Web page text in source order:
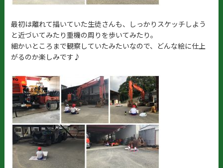
最初は離れて描いていた生徒さんも、しっかりスケッチしよう
と近づいてみたり重機の周りを歩いてみたり。
細かいところまで観察していたみたいなので、どんな絵に仕上
がるのか楽しみです♪